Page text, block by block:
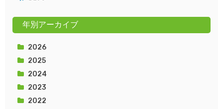
年別アーカイブ
2026
2025
2024
2023
2022